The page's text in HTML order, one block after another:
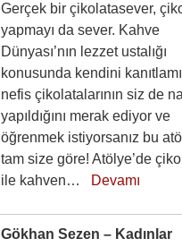
Gerçek bir çikolatasever,
yapmayı da sever. Kahve
Dünyası’nın lezzet ustalığı
konusunda kendini
nefis çikolatalarının siz de
yapıldığını merak ediyor ve
öğrenmek istiyorsanız bu
tam size göre! Atölye’de
ile kahven… Devamı
Gökhan Sezen – Kadınlar